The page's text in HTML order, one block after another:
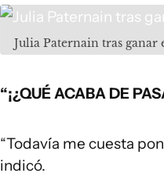
Julia Paternain tras
“¡¿QUÉ ACABA DE
“Todavía me cuesta
indicó.